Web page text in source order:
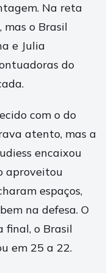
Na reta
mas o Brasil
e Julia
do
com o do
atento, mas a
encaixou
aproveitou
espaços,
na defesa. O
final, o Brasil
em 25 a 22.